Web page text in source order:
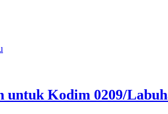
Kodim 0209/